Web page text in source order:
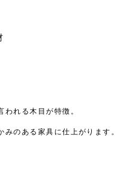
れる木目が特徴。
のある家具に仕上がります。